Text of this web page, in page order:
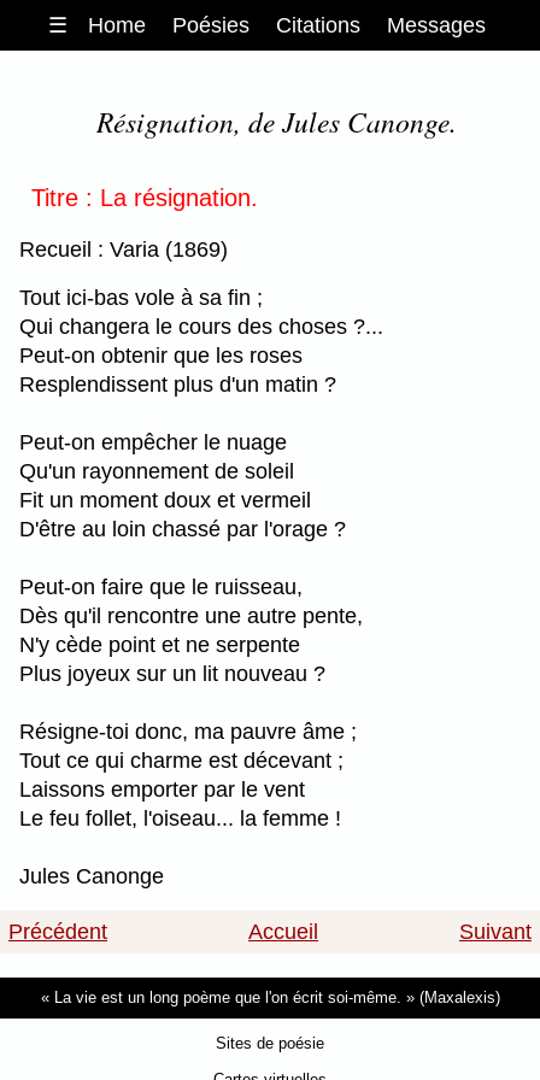
☰ Home Poésies Citations Messages
Résignation, de Jules Canonge.
Titre : La résignation.
Recueil : Varia (1869)
Tout ici-bas vole à sa fin ;
Qui changera le cours des choses ?...
Peut-on obtenir que les roses
Resplendissent plus d'un matin ?
Peut-on empêcher le nuage
Qu'un rayonnement de soleil
Fit un moment doux et vermeil
D'être au loin chassé par l'orage ?
Peut-on faire que le ruisseau,
Dès qu'il rencontre une autre pente,
N'y cède point et ne serpente
Plus joyeux sur un lit nouveau ?
Résigne-toi donc, ma pauvre âme ;
Tout ce qui charme est décevant ;
Laissons emporter par le vent
Le feu follet, l'oiseau... la femme !
Jules Canonge
Précédent Accueil Suivant
La vie est un long poème que l'on écrit soi-même. (Maxalexis)
Sites de poésie